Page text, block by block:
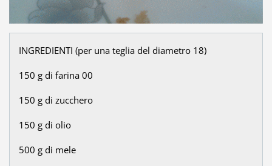
INGREDIENTI (per una teglia del diametro 18)
150 g di farina 00
150 g di zucchero
150 g di olio
500 g di mele